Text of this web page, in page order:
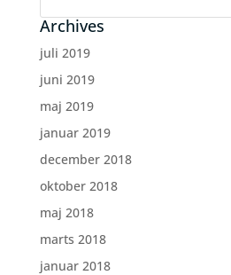
Archives
juli 2019
juni 2019
maj 2019
januar 2019
december 2018
oktober 2018
maj 2018
marts 2018
januar 2018